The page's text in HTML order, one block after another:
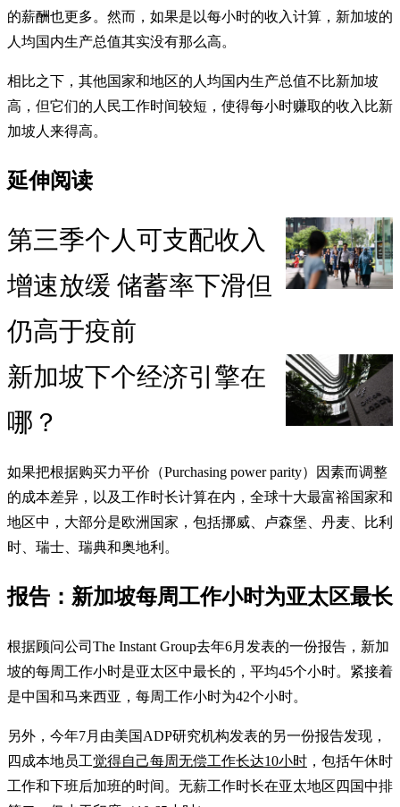
的薪酬也更多。然而，如果是以每小时的收入计算，新加坡的
人均国内生产总值其实没有那么高。
相比之下，其他国家和地区的人均国内生产总值不比新加坡
高，但它们的人民工作时间较短，使得每小时赚取的收入比新
加坡人来得高。
延伸阅读
第三季个人可支配收入
增速放缓 储蓄率下滑但
仍高于疫前
新加坡下个经济引擎在
哪？
如果把根据购买力平价（Purchasing power parity）因素而调整
的成本差异，以及工作时长计算在内，全球十大最富裕国家和
地区中，大部分是欧洲国家，包括挪威、卢森堡、丹麦、比利
时、瑞士、瑞典和奥地利。
报告：新加坡每周工作小时为亚太区最长
根据顾问公司The Instant Group去年6月发表的一份报告，新加
坡的每周工作小时是亚太区中最长的，平均45个小时。紧接着
是中国和马来西亚，每周工作小时为42个小时。
另外，今年7月由美国ADP研究机构发表的另一份报告发现，
四成本地员工觉得自己每周无偿工作长达10小时 ，包括午休时
工作和下班后加班的时间。无薪工作时长在亚太地区四国中排